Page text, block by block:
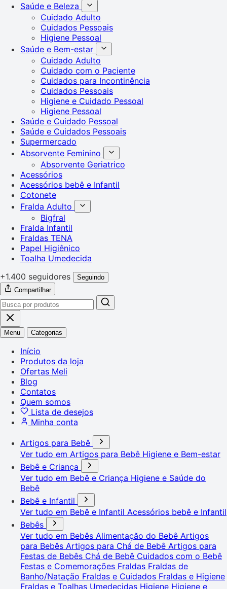
Saúde e Beleza
Cuidado Adulto
Cuidados Pessoais
Higiene Pessoal
Saúde e Bem-estar
Cuidado Adulto
Cuidado com o Paciente
Cuidados para Incontinência
Cuidados Pessoais
Higiene e Cuidado Pessoal
Higiene Pessoal
Saúde e Cuidado Pessoal
Saúde e Cuidados Pessoais
Supermercado
Absorvente Feminino
Absorvente Geriatrico
Acessórios
Acessórios bebê e Infantil
Cotonete
Fralda Adulto
Bigfral
Fralda Infantil
Fraldas TENA
Papel Higiênico
Toalha Umedecida
+1.400 seguidores
Seguindo
Compartilhar
Menu Categorias
Início
Produtos da loja
Ofertas Meli
Blog
Contatos
Quem somos
Lista de desejos
Minha conta
Artigos para Bebê
Ver tudo em Artigos para Bebê Higiene e Bem-estar
Bebê e Criança
Ver tudo em Bebê e Criança Higiene e Saúde do
Bebê
Bebê e Infantil
Ver tudo em Bebê e Infantil Acessórios bebê e Infantil
Bebês
Ver tudo em Bebês Alimentação do Bebê Artigos
para Bebês Artigos para Chá de Bebê Artigos para
Festas de Bebês Chá de Bebê Cuidados com o Bebê
Festas e Comemorações Fraldas Fraldas de
Banho/Natação Fraldas e Cuidados Fraldas e Higiene
Fraldas e Toalhas Umedecidas Higiene Higiene e